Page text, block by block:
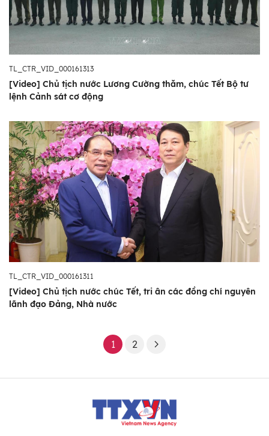
TL_CTR_VID_000161313
[Video] Chủ tịch nước Lương Cường thăm, chúc Tết Bộ tư
lệnh Cảnh sát cơ động
TL_CTR_VID_000161311
[Video] Chủ tịch nước chúc Tết, tri ân các đồng chí nguyên
lãnh đạo Đảng, Nhà nước
1 2